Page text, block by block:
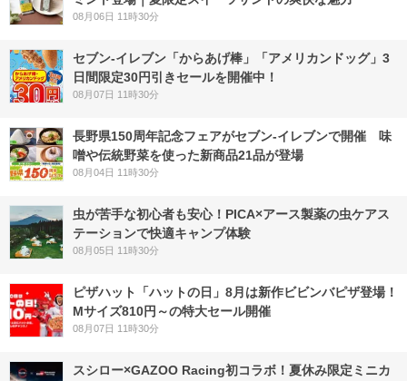
08月06日 11時30分
セブン‐イレブン「からあげ棒」「アメリカンドッグ」3
日間限定30円引きセールを開催中！
08月07日 11時30分
長野県150周年記念フェアがセブン-イレブンで開催 味
噌や伝統野菜を使った新商品21品が登場
08月04日 11時30分
虫が苦手な初心者も安心！PICA×アース製薬の虫ケアス
テーションで快適キャンプ体験
08月05日 11時30分
ピザハット「ハットの日」8月は新作ビビンバピザ登場！
Mサイズ810円～の特大セール開催
08月07日 11時30分
スシロー×GAZOO Racing初コラボ！夏休み限定ミニカ